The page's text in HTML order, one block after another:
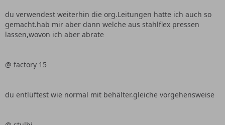
du verwendest weiterhin die org.Leitungen hatte ich auch so
gemacht.hab mir aber dann welche aus stahlflex pressen
lassen,wovon ich aber abrate
@ factory 15
du entlüftest wie normal mit behälter.gleiche vorgehensweise